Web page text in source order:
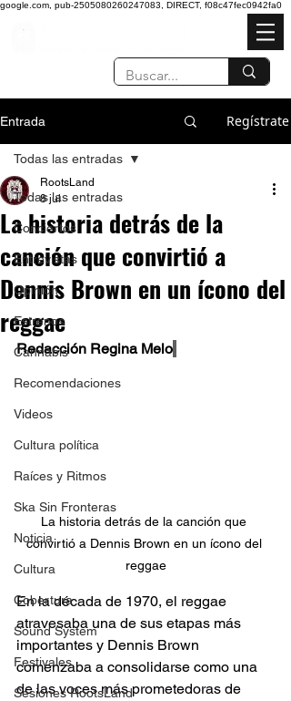
google.com, pub-2505080260247083, DIRECT, f08c47fec0942fa0
Entrada Regístrate
Todas las entradas
Conciertos
Entrevistas
Opinión
Estrenos
Cannabis
Recomendaciones
Videos
Cultura política
Raíces y Ritmos
Ska Sin Fronteras
Noticia
Cultura
Cobertura
Sound System
Festivales
Sesiones RootsLand
Todas las entradas
La historia detrás de la
canción que convirtió a
Dennis Brown en un ícono del
reggae
RootsLand
8 jul
Redacción Regina Melo
La historia detrás de la canción que
convirtió a Dennis Brown en un ícono del
reggae
En la década de 1970, el reggae
atravesaba una de sus etapas más
importantes y Dennis Brown
comenzaba a consolidarse como una
de las voces más prometedoras de